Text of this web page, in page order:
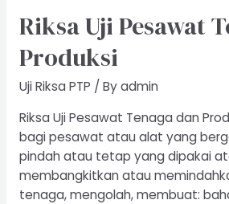
Riksa Uji Pesawat
Produksi
Uji Riksa PTP / Byadmin
Riksa Uji Pesawat Tenaga dan
bagi pesawat atau alat yang
pindah atau tetap yang dipakai
membangkitkan atau
tenaga, mengolah, membuat: